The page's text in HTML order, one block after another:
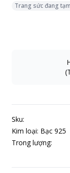
Trang sức đang
Sku:
Kim loại: Bạc 925
Trong lượng: